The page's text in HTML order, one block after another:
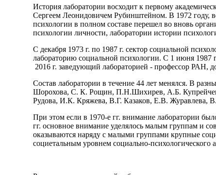
История лаборатории восходит к первому
Сергеем Леонидовичем Рубинштейном. В 1972 году,
психологии в полном составе перешел во вновь
психологии личности, лаборатории истории
С декабря 1973 г. по 1987 г. сектор социальной
лабораторию социальной психологии. С 1 июня 1987
2016 г. заведующий лабораторией - профессор РАН,
Состав лаборатории в течение 44 лет менялся. В
Шорохова, С. К. Рощин, П.Н.Шихирев, А.Б.
Рудова, И.К. Кряжева, В.Г. Казаков, Е.В. Журавлева,
При этом если в 1970-е гг. внимание лаборатории
гг. основное внимание уделялось малым группам и
оказываются наряду с малыми группами крупные
социетальным уровнем социально-